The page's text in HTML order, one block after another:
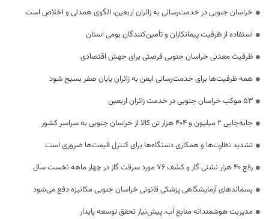
خراسان جنوبی در خدمت‌رسانی به زائران اربعین، الگوی همدلی و اخلاص است
استفاده از ظرفیت پیمانکاران و تأمین‌کنندگان بومی استان
ظرفیت معدنی خراسان جنوبی فرصتی برای جهش اقتصادی
همه ظرفیت‌ها برای خدمت‌رسانی ایمن به زائران پایان صفر بسیج شود
53 موکب خراسان جنوبی در خدمت زائران اربعین
جابه‌جایی 2 میلیون و 404 هزار تن کالا از خراسان جنوبی به سراسر کشور
تشدید نظارت‌ها و همکاری دستگاه‌ها برای کنترل قیمت‌ها ضروری است
رفع 40 هزار نشتی گاز و کشف 76 مورد سرقت گاز در چهار ماهه نخست سال
پسماندهای آزمایشگاهی پزشکی قانونی خراسان جنوبی مکانیزه دفع می‌شود
مدیریت هوشمندانه منابع آب، پیش‌نیاز تحقق توسعه پایدار